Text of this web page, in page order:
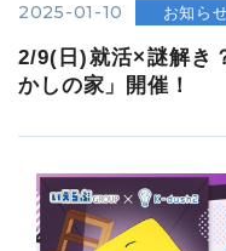
2025-01-10 お知ら
2/9(日)就活×謎解き
かしの家」開催！